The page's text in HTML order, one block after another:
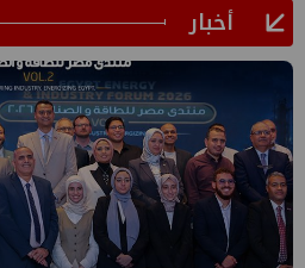
أخبار